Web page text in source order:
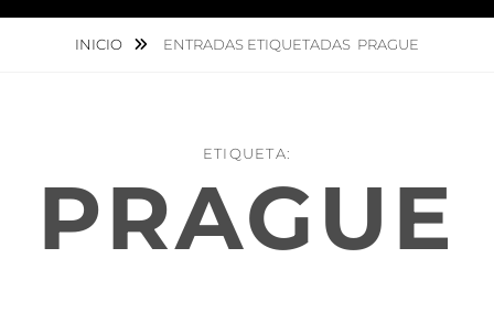
INICIO ENTRADAS ETIQUETADAS PRAGUE
ETIQUETA:
PRAGUE